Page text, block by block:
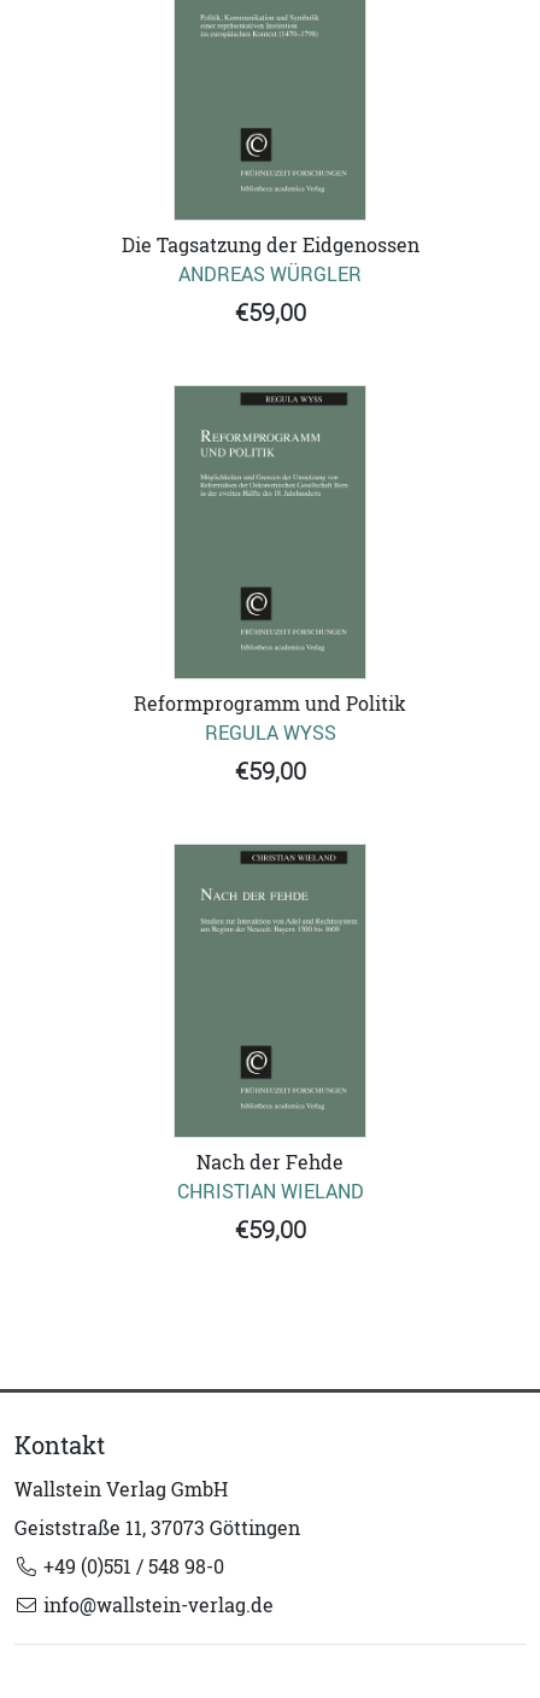
Die Tagsatzung der Eidgenossen
ANDREAS WÜRGLER
€59,00
Reformprogramm und Politik
REGULA WYSS
€59,00
Nach der Fehde
CHRISTIAN WIELAND
€59,00
Kontakt
Wallstein Verlag GmbH
Geiststraße 11, 37073 Göttingen
+49 (0)551 / 548 98-0
info@wallstein-verlag.de